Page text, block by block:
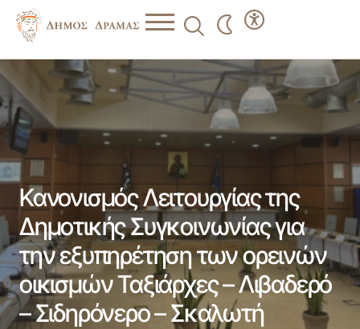
Κανονισμός Λειτουργίας της Δημοτικής Συγκοινωνίας για
την εξυπηρέτηση των ορεινών οικισμών Ταξιάρχες –
Λιβαδερό – Σιδηρόνερο – Σκαλωτή
Κανονισμός Λειτουργίας της
Δημοτικής Συγκοινωνίας για
την εξυπηρέτηση των ορεινών
οικισμών Ταξιάρχες – Λιβαδερό
– Σιδηρόνερο – Σκαλωτή